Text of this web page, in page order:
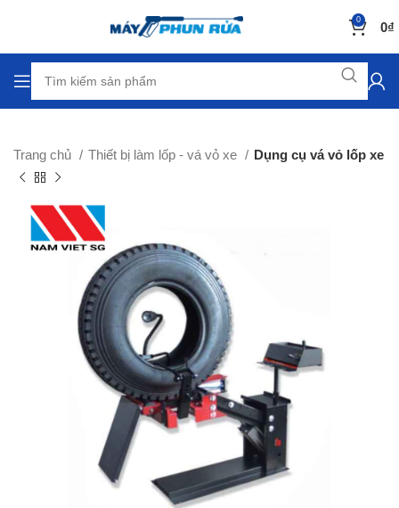
0 0₫
Trang chủ Thiết bị làm lốp - vá vỏ xe Dụng cụ vá vỏ lốp xe